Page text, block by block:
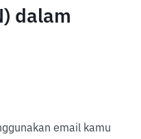
dalam
email kamu